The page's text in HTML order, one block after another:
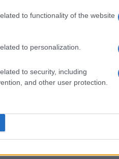
to functionality of the website
to personalization.
to security, including
and other user protection.
a vincere tutti i
la possibilità di
locale.
al sogno